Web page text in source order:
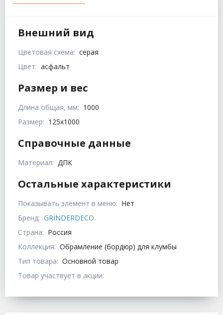
Внешний вид
Цветовая схема: серая
Цвет: асфальт
Размер и вес
Длина общая, мм: 1000
Размер: 125х1000
Справочные данные
Материал: ДПК
Остальные характеристики
Показывать элемент в меню: Нет
Бренд: GRINDERDECO
Страна: Россия
Коллекция: Обрамление (бордюр) для клумбы
Тип товара: Основной товар
Товар участвует в акции: